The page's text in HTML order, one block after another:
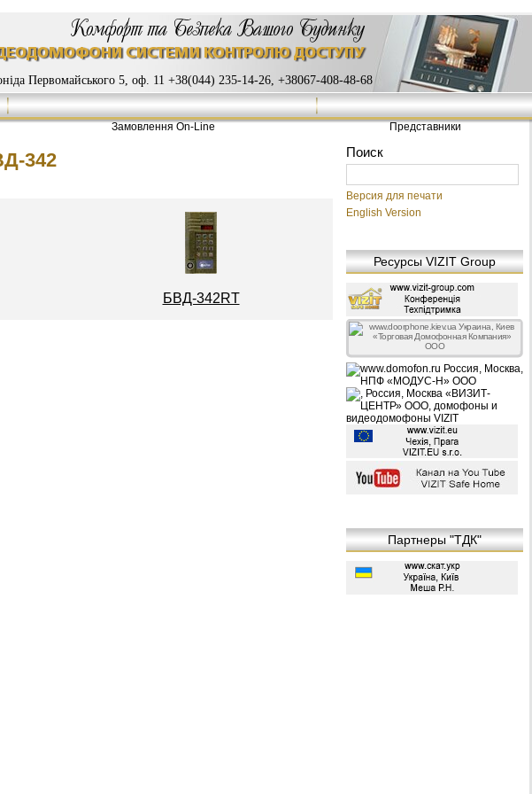
Первомайського 5, оф. 11 +38(044) 235-14-26, +38067-408-48-68
Замовлення On-Line Представники
342
БВД-342RT
Версия для печати
English Version
Ресурсы VIZIT Group
Партнеры "ТДК"